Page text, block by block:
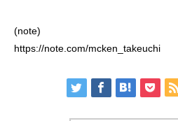
(note)
https://note.com/mcken_takeuchi